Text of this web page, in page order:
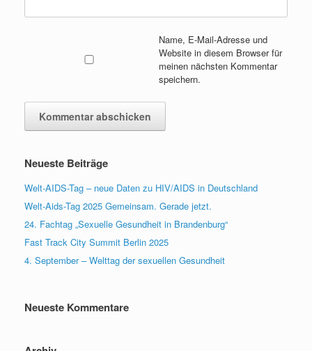
Name, E-Mail-Adresse und
Website in diesem Browser für
meinen nächsten Kommentar
speichern.
Neueste Beiträge
Welt-AIDS-Tag – neue Daten zu HIV/AIDS in Deutschland
Welt-Aids-Tag 2025 Gemeinsam. Gerade jetzt.
24. Fachtag „Sexuelle Gesundheit in Brandenburg“
Fast Track City Summit Berlin 2025
4. September – Welttag der sexuellen Gesundheit
Neueste Kommentare